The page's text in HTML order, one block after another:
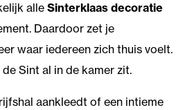
alle Sinterklaas decoratie
Daardoor zet je
waar iedereen zich thuis voelt.
Sint al in de kamer zit.
aankleedt of een intieme